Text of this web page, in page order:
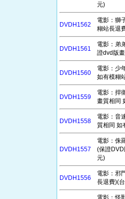
元)
DVDH1562
電影：獅
糊站長退
DVDH1561
電影：弟
證dvd版
DVDH1560
電影：少
如有模糊
DVDH1559
電影：捍
畫質相同
DVDH1558
電影：音
質相同 如
DVDH1557
電影：侏
(保證
元)
DVDH1556
電影：邪
長退費)(
電影：怪